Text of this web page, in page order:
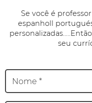
Se você é
espanholl
seu